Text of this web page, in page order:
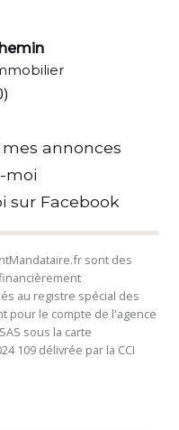
annonces
moi
sur Facebook
sont des
au registre spécial des
pour le compte de l'agence
sous la carte
109 délivrée par la CCI